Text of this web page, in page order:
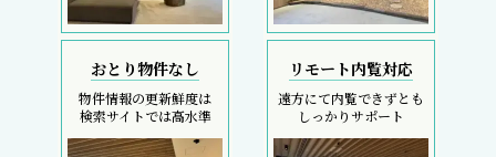
おとり物件なし
物件情報の更新鮮度は
検索サイトでは高水準
リモート内覧対応
遠方にて内覧できずとも
しっかりサポート